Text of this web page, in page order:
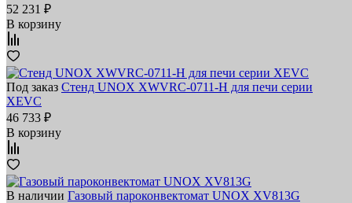
52 231 ₽
В корзину
Под заказ Стенд UNOX XWVRC-0711-H для печи серии
XEVC
46 733 ₽
В корзину
В наличии Газовый пароконвектомат UNOX XV813G